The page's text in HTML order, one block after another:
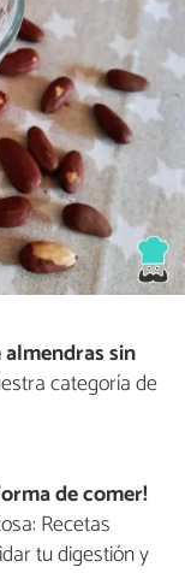
almendras sin
categoría de
de comer!
Recetas
tu digestión y